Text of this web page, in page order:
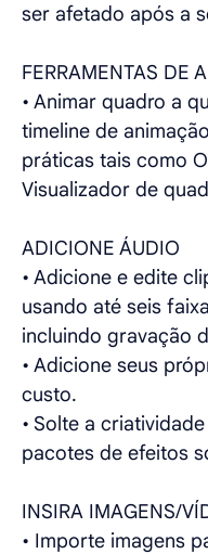
ser afetado após a
FERRAMENTAS DE
• Animar quadro a
timeline de
práticas tais como
Visualizador de
ADICIONE ÁUDIO
• Adicione e edite
usando até seis
incluindo gravação
• Adicione seus
custo.
• Solte a
pacotes de efeitos
INSIRA IMAGENS/
• Importe imagens